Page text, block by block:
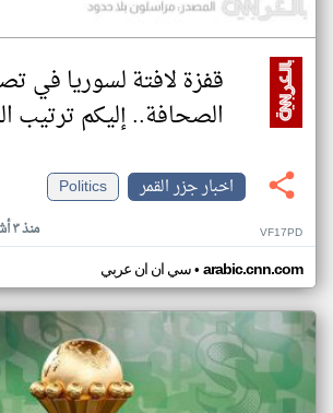
قفزة لافتة لسوريا في
الصحافة.. إليكم ترتيب
اخبار جزر القمر
Politics
منذ ٣ أشهر VF17PD
سي ان ان عربي• arabic.cnn.com